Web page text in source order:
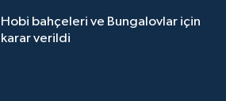
Hobi bahçeleri ve Bungalovlar için
karar verildi